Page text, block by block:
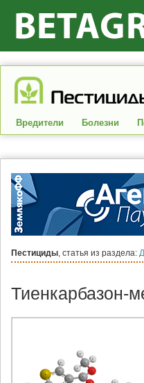
Вредители Болезни
Пестициды, статья из раздела:
Тиенкарбазон-